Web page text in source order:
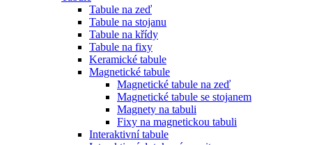
Tabule na zeď
Tabule na stojanu
Tabule na křídy
Tabule na fixy
Keramické tabule
Magnetické tabule
Magnetické tabule na zeď
Magnetické tabule se stojanem
Magnety na tabuli
Fixy na magnetickou tabuli
Interaktivní tabule